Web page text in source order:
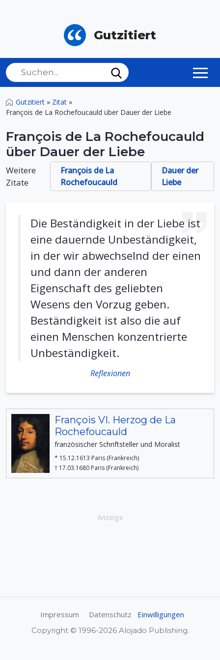
Gutzitiert
Gutzitiert » Zitat »
François de La Rochefoucauld über Dauer der Liebe
François de La Rochefoucauld
über Dauer der Liebe
Weitere
Zitate
François de La
Rochefoucauld
Dauer der
Liebe
Die Beständigkeit in der Liebe ist
eine dauernde Unbeständigkeit,
in der wir abwechselnd der einen
und dann der anderen
Eigenschaft des geliebten
Wesens den Vorzug geben.
Beständigkeit ist also die auf
einen Menschen konzentrierte
Unbeständigkeit.
Reflexionen
François VI. Herzog de La
Rochefoucauld
französischer Schriftsteller und Moralist
* 15.12.1613 Paris (Frankreich)
† 17.03.1680 Paris (Frankreich)
Anzeige
Impressum Datenschutz Einwilligungen
Copyright © 1996-2026 Alojado Publishing.